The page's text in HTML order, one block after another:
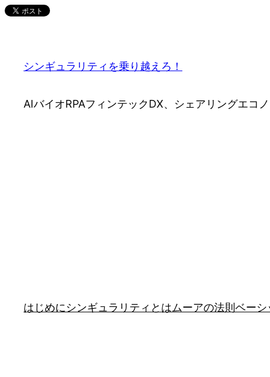
内
ス
プ
シンギュラリティを乗り越えろ！
AIバイオRPAフィンテックDX、シェアリングエコ
はじめにシンギュラリティとはムーアの法則 ベーシ